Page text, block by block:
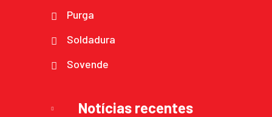
Purga
Soldadura
Sovende
Notícias recentes